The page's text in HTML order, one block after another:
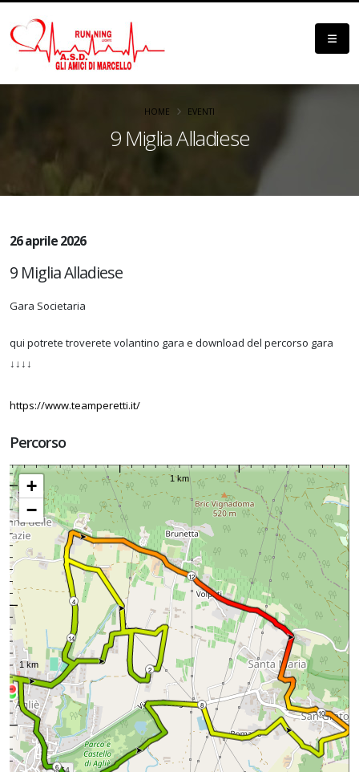
9 Miglia Alladiese
HOME EVENTI
26 aprile 2026
9 Miglia Alladiese
Gara Societaria
qui potrete troverete volantino gara e download del percorso gara
↓↓↓↓
https://www.teamperetti.it/
Percorso
8
4
12
2
6
10
14
+
−